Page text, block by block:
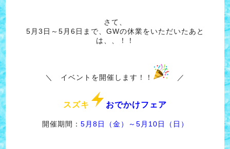
さて、
5月3日～5月6日まで、GWの休業をいただいたあと
は、、！！
＼ イベントを開催します！！ ／
スズキ おでかけフェア
開催期間： 5月8日（金）～5月10日（日）